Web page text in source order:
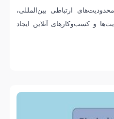
ارتباطی بین‌المللی،
و کسب‌وکارهای آنلاین ایجاد
دسترسی هم‌زمان